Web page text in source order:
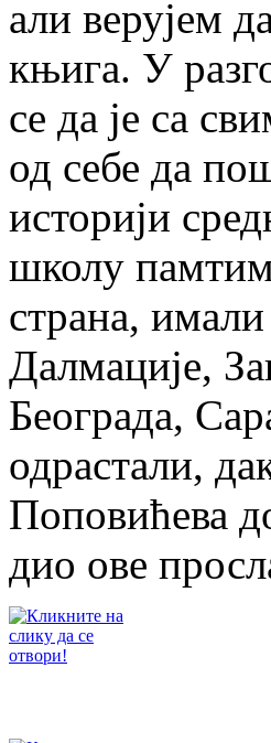
али верујем
књига. У
се да је са
од себе да
историји
школу
страна,
Далмације,
Београда,
одрастали,
Поповићева
дио ове